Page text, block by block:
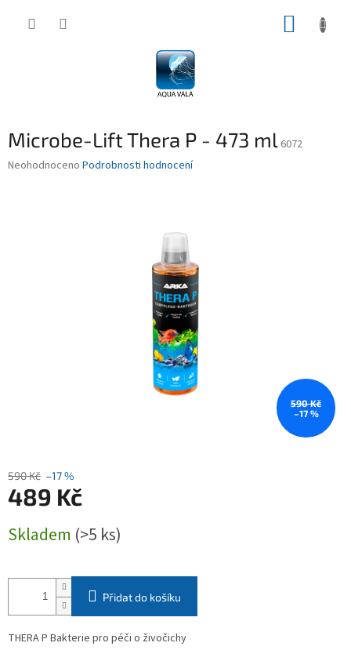
Microbe-Lift Thera P - 473 ml 6072
Průměrné
Neohodnoceno Podrobnosti hodnocení
590 Kč
–17 %
590 Kč –17 %
489 Kč
cena:
Skladem (>5 ks)
Přidat do košíku
THERA P Bakterie pro péči o živočichy